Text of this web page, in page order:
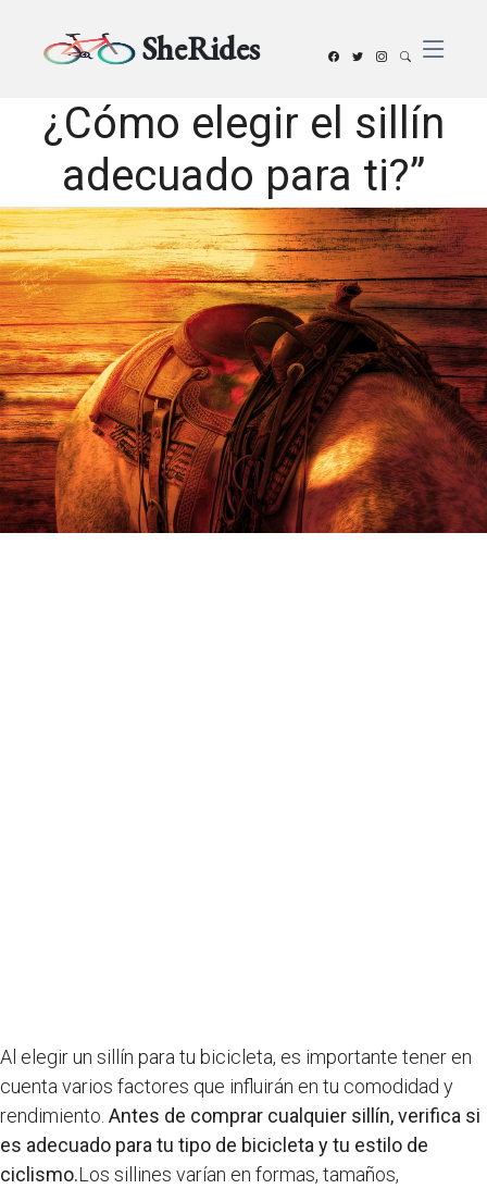
SheRides
¿Cómo elegir el sillín
adecuado para ti?”
Al elegir un sillín para tu bicicleta, es importante tener en
cuenta varios factores que influirán en tu comodidad y
rendimiento. Antes de comprar cualquier sillín, verifica si
es adecuado para tu tipo de bicicleta y tu estilo de
ciclismo.Los sillines varían en formas, tamaños,